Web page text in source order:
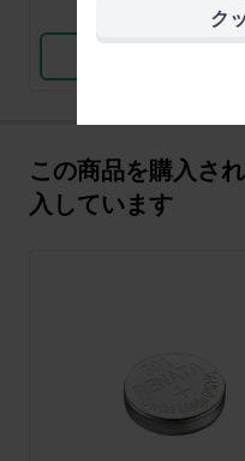
比較
この商品を購入さ
入しています
ク